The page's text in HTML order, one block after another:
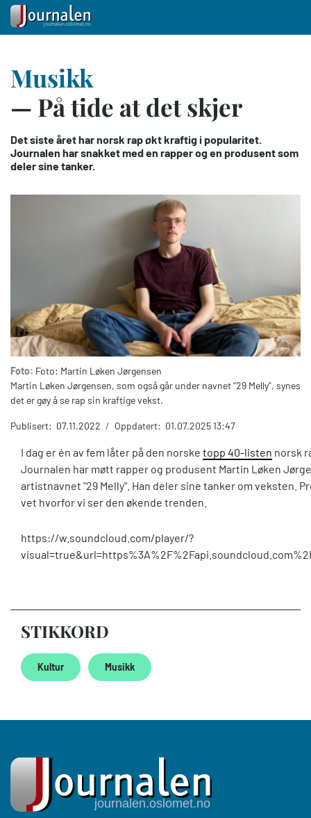
hovedinnhold
Musikk
— På tide at det skjer
Det siste året har norsk rap økt kraftig i popularitet.
Journalen har snakket med en rapper og en produsent som
deler sine tanker.
Foto: Foto: Martin Løken Jørgensen
Martin Løken Jørgensen, som også går under navnet "29 Melly", synes
det er gøy å se rap sin kraftige vekst.
Publisert: 07.11.2022 / Oppdatert: 01.07.2025 13:47
I dag er én av fem låter på den norske topp 40-listen norsk
Journalen har møtt rapper og produsent Martin Løken
artistnavnet "29 Melly". Han deler sine tanker om veksten.
vet hvorfor vi ser den økende trenden.
https://w.soundcloud.com/player/?
STIKKORD
Kultur Musikk